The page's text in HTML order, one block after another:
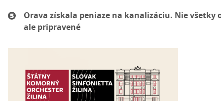
Orava získala peniaze na kanalizáciu. Nie všetky
ale pripravené